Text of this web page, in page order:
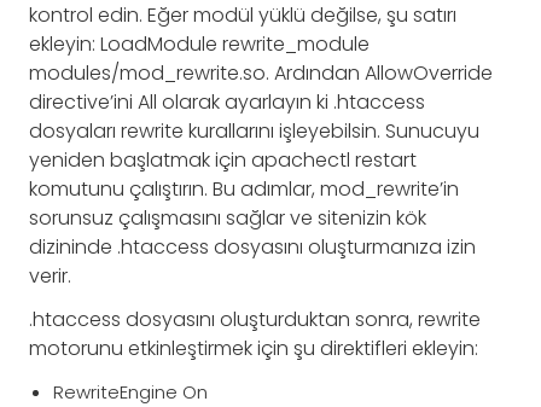
kontrol edin. Eğer modül yüklü değilse, şu satırı
ekleyin: LoadModule rewrite_module
modules/mod_rewrite.so. Ardından AllowOverride
directive’ini All olarak ayarlayın ki .htaccess
dosyaları rewrite kurallarını işleyebilsin. Sunucuyu
yeniden başlatmak için apachectl restart
komutunu çalıştırın. Bu adımlar, mod_rewrite’in
sorunsuz çalışmasını sağlar ve sitenizin kök
dizininde .htaccess dosyasını oluşturmanıza izin
verir.
.htaccess dosyasını oluşturduktan sonra, rewrite
motorunu etkinleştirmek için şu direktifleri ekleyin:
RewriteEngine On